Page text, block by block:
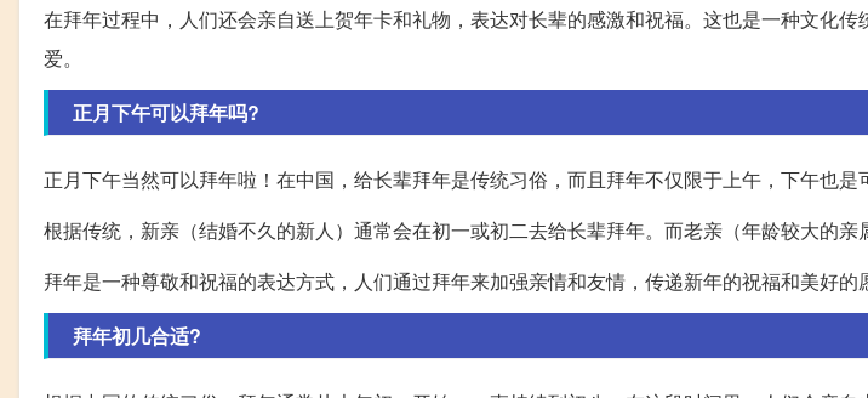
在拜年过程中，人们还会亲自送上贺年卡和礼物，表达对长辈的感激和祝福。这也是一种文化
爱。
正月下午可以拜年吗?
正月下午当然可以拜年啦！在中国，给长辈拜年是传统习俗，而且拜年不仅限于上午，下午也是
根据传统，新亲（结婚不久的新人）通常会在初一或初二去给长辈拜年。而老亲（年龄较大的亲
拜年是一种尊敬和祝福的表达方式，人们通过拜年来加强亲情和友情，传递新年的祝福和美好的
拜年初几合适?